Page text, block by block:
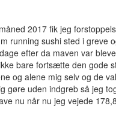
2017 fik jeg
running sushi sted i greve
efter da maven var
bare fortsætte den gode
og alene mig selv og de
gøre uden indgreb så jeg
nu når nu jeg vejede